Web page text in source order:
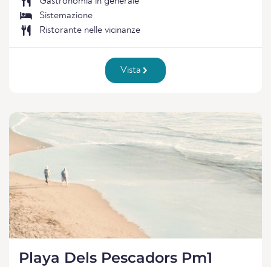
Sistemazione
Ristorante nelle vicinanze
Vista
Playa Dels Pescadors Pm1